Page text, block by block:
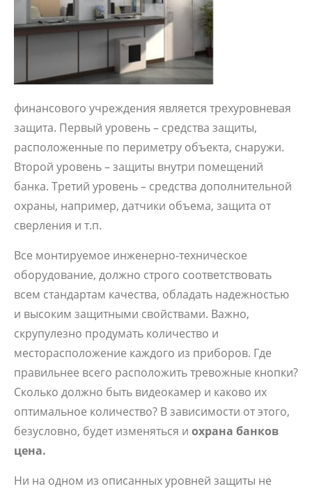
финансового учреждения является трехуровневая
защита. Первый уровень – средства защиты,
расположенные по периметру объекта, снаружи.
Второй уровень – защиты внутри помещений
банка. Третий уровень – средства дополнительной
охраны, например, датчики объема, защита от
сверления и т.п.
Все монтируемое инженерно-техническое
оборудование, должно строго соответствовать
всем стандартам качества, обладать надежностью
и высоким защитными свойствами. Важно,
скрупулезно продумать количество и
месторасположение каждого из приборов. Где
правильнее всего расположить тревожные кнопки?
Сколько должно быть видеокамер и каково их
оптимальное количество? В зависимости от этого,
безусловно, будет изменяться и охрана банков
цена.
Ни на одном из описанных уровней защиты не